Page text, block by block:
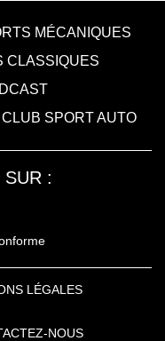
MÉCANIQUES
CLASSIQUES
CLUB SPORT AUTO
SUR :
LÉGALES
NOUS